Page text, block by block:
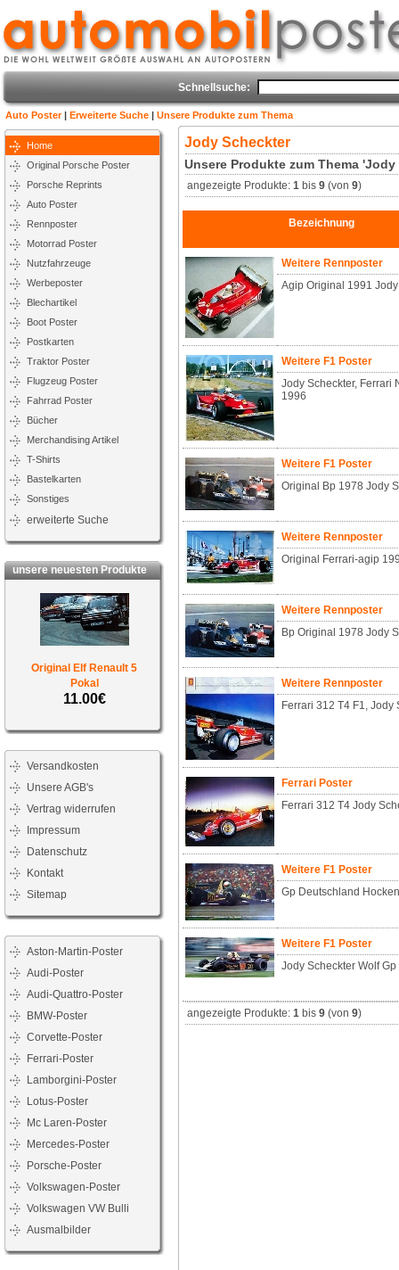
Schnellsuche:
Auto Poster| Erweiterte Suche | Unsere Produkte zum Thema
Home
Original Porsche Poster
Porsche Reprints
Auto Poster
Rennposter
Motorrad Poster
Nutzfahrzeuge
Werbeposter
Blechartikel
Boot Poster
Postkarten
Traktor Poster
Flugzeug Poster
Fahrrad Poster
Bücher
Merchandising Artikel
T-Shirts
Bastelkarten
Sonstiges
erweiterte Suche
unsere neuesten Produkte
Original Elf Renault 5
Pokal
11.00€
Versandkosten
Unsere AGB's
Vertrag widerrufen
Impressum
Datenschutz
Kontakt
Sitemap
Aston-Martin-Poster
Audi-Poster
Audi-Quattro-Poster
BMW-Poster
Corvette-Poster
Ferrari-Poster
Lamborgini-Poster
Lotus-Poster
Mc Laren-Poster
Mercedes-Poster
Porsche-Poster
Volkswagen-Poster
Volkswagen VW Bulli
Ausmalbilder
Jody Scheckter
Unsere Produkte zum Thema
angezeigte Produkte:1 bis9 (von9)
Bezeichnung
Weitere Rennposter
Agip Original 1991
Weitere F1 Poster
Jody Scheckter, Ferrari
1996
Weitere F1 Poster
Original Bp 1978 Jody
Weitere Rennposter
Original Ferrari-agip
Weitere Rennposter
Bp Original 1978 Jody
Weitere Rennposter
Ferrari 312 T4 F1, Jody
Ferrari Poster
Ferrari 312 T4 Jody
Weitere F1 Poster
Gp Deutschland
Weitere F1 Poster
Jody Scheckter Wolf
angezeigte Produkte:1 bis9 (von9)